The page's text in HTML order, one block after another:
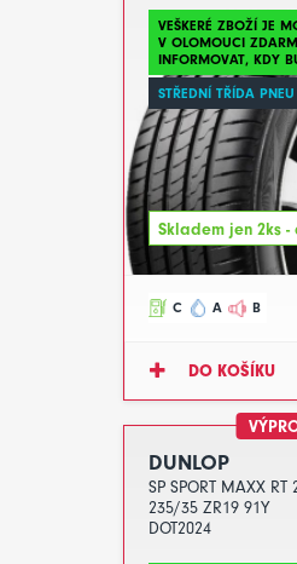
VEŠKERÉ ZBOŽÍ JE
V OLOMOUCI
INFORMOVAT, KDY
STŘEDNÍ TŘÍDA PNEU
Skladem jen 2ks -
C A B
DO KOŠÍKU
DUNLOP
SP SPORT MAXX RT
235/35 ZR19 91Y
DOT2024